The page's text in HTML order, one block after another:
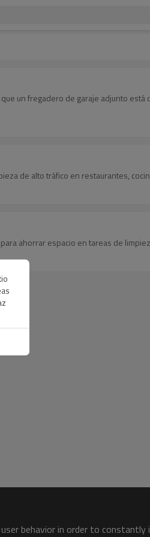
un fregadero de garaje adjunto está
de alto tráfico en restaurantes,
ahorrar espacio en tareas de
behavior in order to